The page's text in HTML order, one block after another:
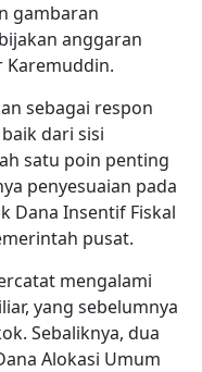
gambaran
anggaran
Karemuddin.
sebagai respon
dari sisi
satu poin penting
penyesuaian pada
Dana Insentif Fiskal
pusat.
mengalami
yang sebelumnya
Sebaliknya, dua
Alokasi Umum